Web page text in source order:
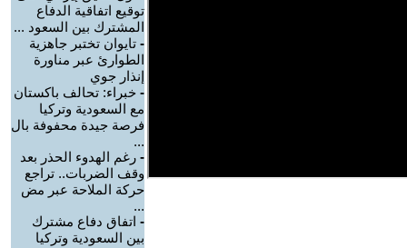
توقيع اتفاقية الدفاع
المشترك بين السعود ...
- تايوان تختبر جاهزية
الطوارئ عبر مناورة
إنذار جوي
- خبراء: تحالف باكستان
مع السعودية وتركيا
فرصة جيدة محفوفة بال
...
- رغم الهدوء الحذر بعد
وقف الضربات.. تراجع
حركة الملاحة عبر مض
...
- اتفاق دفاع مشترك
بين السعودية وتركيا